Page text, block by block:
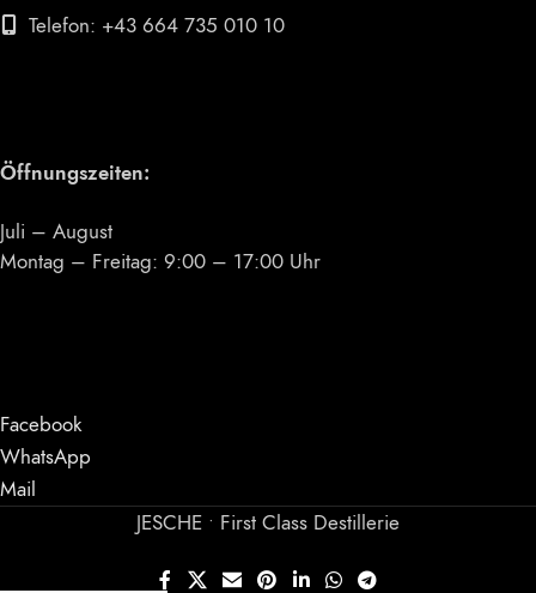
Telefon: +43 664 735 010 10
Öffnungszeiten:
Juli – August
Montag – Freitag: 9:00 – 17:00 Uhr
Facebook
WhatsApp
Mail
JESCHE • First Class Destillerie